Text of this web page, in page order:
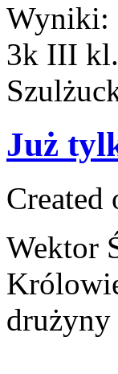
Wyniki:
3k III
Już
Created
Wektor
drużyny